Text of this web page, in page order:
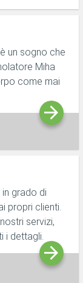
un sogno che
Miha
come mai
grado di
propri clienti.
servizi,
i dettagli.